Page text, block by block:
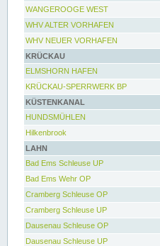
WANGEROOGE WEST
WHV ALTER VORHAFEN
WHV NEUER VORHAFEN
KRÜCKAU
ELMSHORN HAFEN
KRÜCKAU-SPERRWERK BP
KÜSTENKANAL
HUNDSMÜHLEN
Hilkenbrook
LAHN
Bad Ems Schleuse UP
Bad Ems Wehr OP
Cramberg Schleuse OP
Cramberg Schleuse UP
Dausenau Schleuse OP
Dausenau Schleuse UP